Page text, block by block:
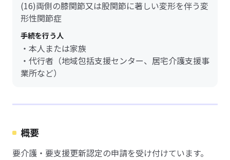
(16)両側の膝関節又は股関節に著しい変形を伴う変
形性関節症
手続を行う人
・本人または家族
・代行者（地域包括支援センター、居宅介護支援事
業所など）
概要
要介護・要支援更新認定の申請を受け付けています。